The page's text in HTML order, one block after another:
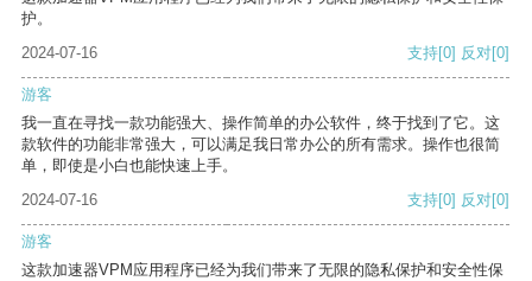
护。
2024-07-16
支持[0] 反对[0]
游客
我一直在寻找一款功能强大、操作简单的办公软件，终于找到了它。这
款软件的功能非常强大，可以满足我日常办公的所有需求。操作也很简
单，即使是小白也能快速上手。
2024-07-16
支持[0] 反对[0]
游客
这款加速器VPM应用程序已经为我们带来了无限的隐私保护和安全性保